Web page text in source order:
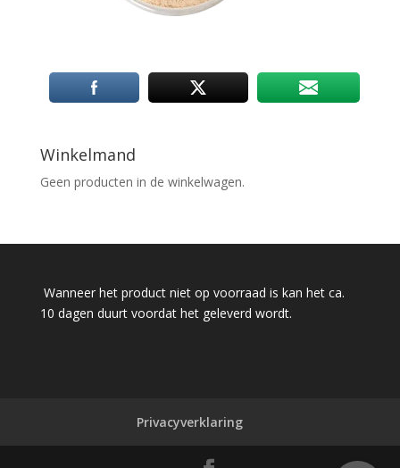
Winkelmand
Geen producten in de winkelwagen.
Wanneer het product niet op voorraad is kan het ca.
10 dagen duurt voordat het geleverd wordt.
Privacyverklaring